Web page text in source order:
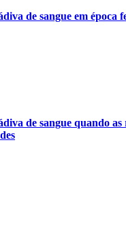
de sangue em época
de sangue quando as